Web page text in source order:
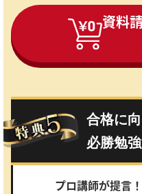
資料
合格に
必勝勉
プロ講師が提言